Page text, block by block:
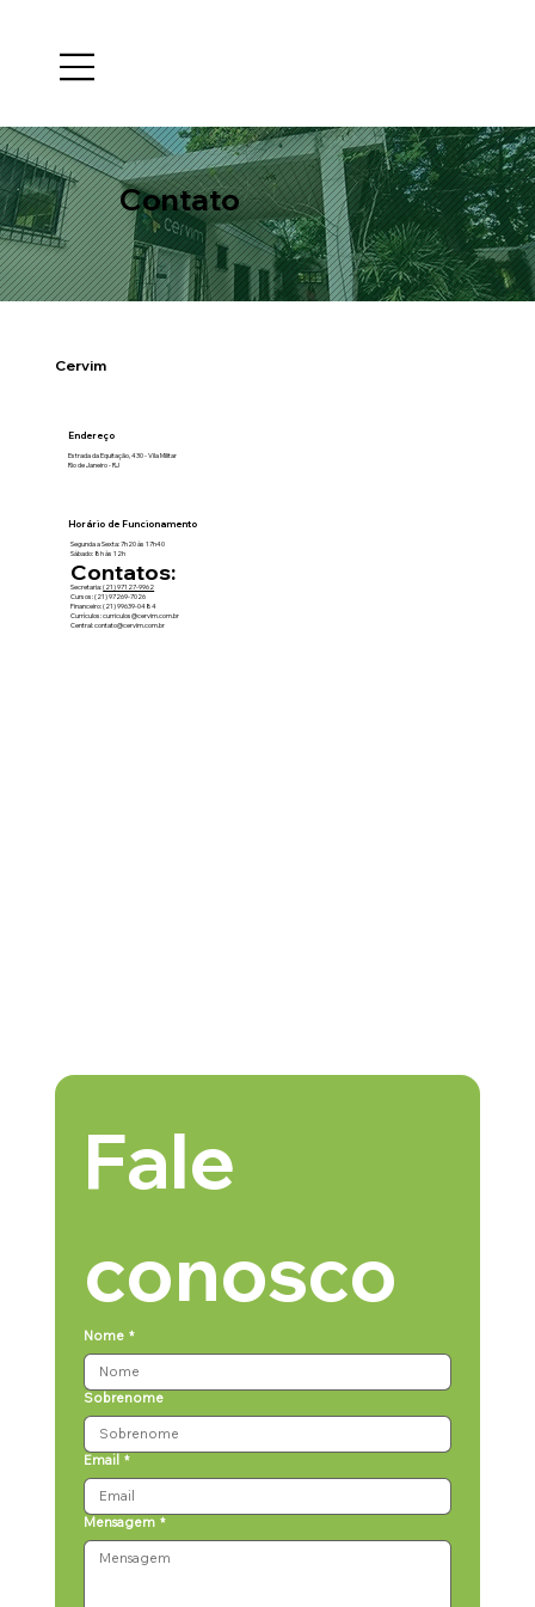
Contato
Cervim
Endereço
Estrada da Equitação, 430 - Vila Militar
Rio de Janeiro - RJ
Horário de Funcionamento
Segunda a Sexta: 7h20 às 17h40
Sábado: 8h às 12h
Contatos:
Secretaria:(21) 97127-9962
Cursos:(21) 97269-7026
Financeiro: (21) 99639-0484
Currículos: curriculos@cervim.com.br
Central: contato@cervim.com.br
Fale
conosco
Nome *
Sobrenome
Email *
Mensagem *